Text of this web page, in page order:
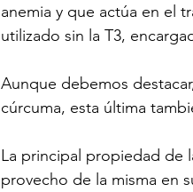
anemia y que actúa en el
utilizado sin la T3,
Aunque debemos
cúrcuma, esta última
La principal propiedad de
provecho de la misma en